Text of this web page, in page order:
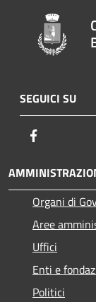
SEGUICI SU
Organi di
Aree
Uffici
Enti e
Politici